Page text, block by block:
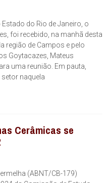
do Rio de Janeiro, o
foi recebido, na manhã desta
região de Campos e pelo
Goytacazes, Mateus
uma reunião. Em pauta,
naquela
Cerâmicas se
(ABNT/CB-179)